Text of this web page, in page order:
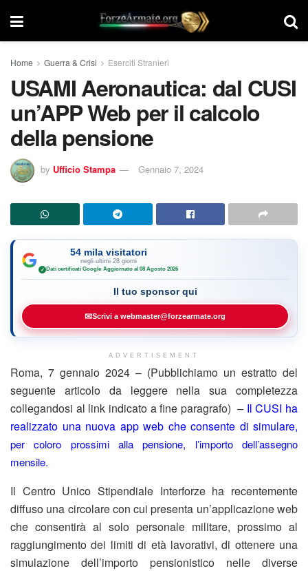
Home Guerra & Crisi Eserciti Stranieri
USAMI Aeronautica: dal CUSI
un’APP Web per il calcolo
della pensione
by Ufficio Stampa Gennaio 7, 2024
54 mila visitatori
negli ultimi 28 giorni
✓ Dati certificati Google·Aggiornato al 08 Agosto 2026
Il tuo sponsor qui
✉Scrivi a webmaster@forzearmate.org
ADVERTISEMENT
Roma, 7 gennaio 2024 – (Pubblichiamo un estratto del
seguente articolo da leggere nella sua completezza
collegandosi al link indicato a fine paragrafo) – Il CUSI ha
realizzato una nuova app web che consente di simulare,
per coloro prossimi alla pensione, l’importo dell’assegno
mensile.
Il Centro Unico Stipendiale Interforze ha recentemente
diffuso una circolare con cui presenta un’applicazione web
che consentirà al solo personale militare, prossimo al
raggiungimento dei limiti di età lavorativi, di ottenere una
simulazione dell’importo pensionistico nelle diverse